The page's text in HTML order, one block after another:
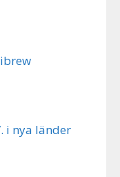
i nya länder